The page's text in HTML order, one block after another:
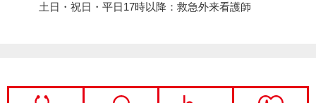
土日・祝日・平日17時以降：救急外来看護師